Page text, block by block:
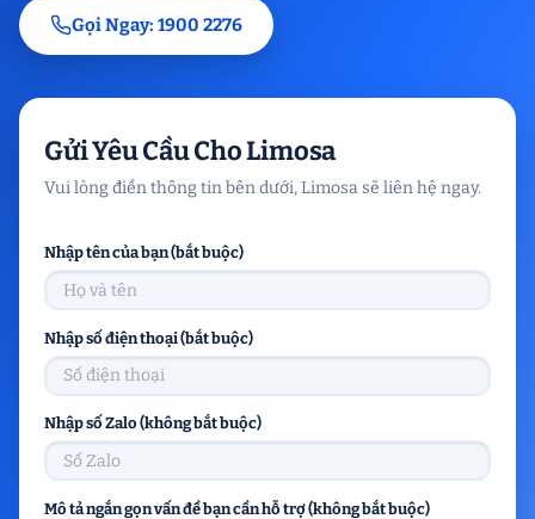
Gọi Ngay: 1900 2276
Gửi Yêu Cầu Cho Limosa
Vui lòng điền thông tin bên dưới, Limosa sẽ liên hệ ngay.
Nhập tên của bạn (bắt buộc)
Nhập số điện thoại (bắt buộc)
Nhập số Zalo (không bắt buộc)
Mô tả ngắn gọn vấn đề bạn cần hỗ trợ (không bắt buộc)